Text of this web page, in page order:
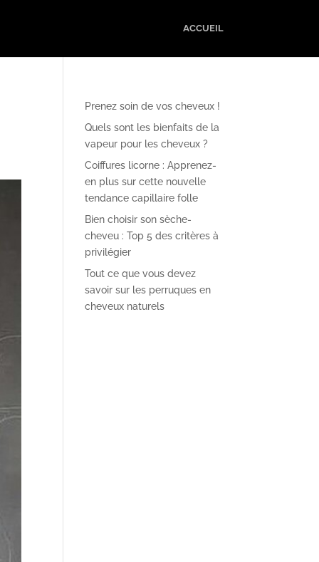
ACCUEIL
Prenez soin de vos cheveux !
Quels sont les bienfaits de la
vapeur pour les cheveux ?
Coiffures licorne : Apprenez-
en plus sur cette nouvelle
tendance capillaire folle
Bien choisir son sèche-
cheveu : Top 5 des critères à
privilégier
Tout ce que vous devez
savoir sur les perruques en
cheveux naturels